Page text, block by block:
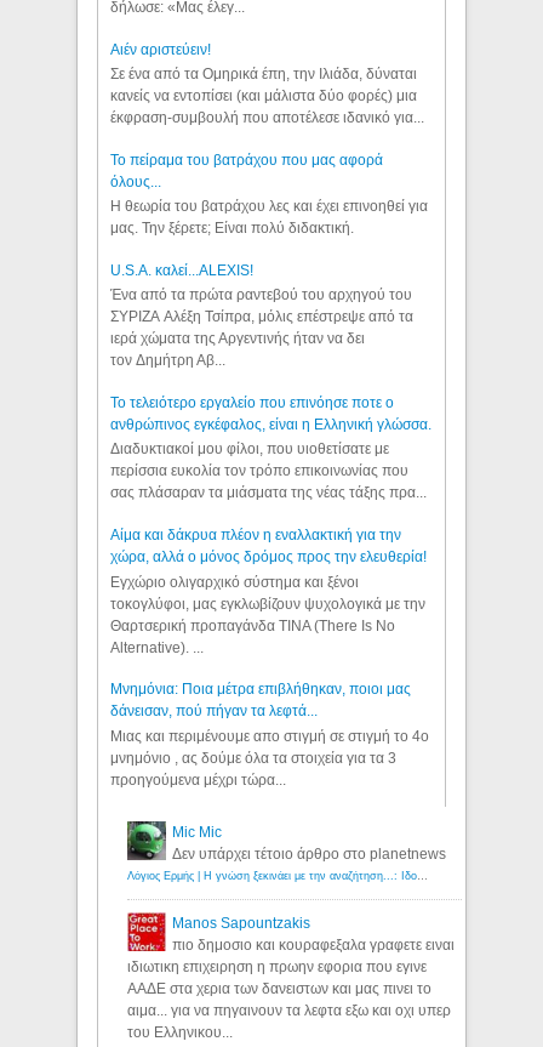
δήλωσε: «Μας έλεγ...
Aιέν αριστεύειν!
Σε ένα από τα Ομηρικά έπη, την Ιλιάδα, δύναται
κανείς να εντοπίσει (και μάλιστα δύο φορές) μια
έκφραση-συμβουλή που αποτέλεσε ιδανικό για...
Το πείραμα του βατράχου που μας αφορά
όλους...
Η θεωρία του βατράχου λες και έχει επινοηθεί για
μας. Την ξέρετε; Είναι πολύ διδακτική.
U.S.A. καλεί...ALEXIS!
Ένα από τα πρώτα ραντεβού του αρχηγού του
ΣΥΡΙΖΑ Αλέξη Τσίπρα, μόλις επέστρεψε από τα
ιερά χώματα της Αργεντινής ήταν να δει
τον Δημήτρη Αβ...
Το τελειότερο εργαλείο που επινόησε ποτε ο
ανθρώπινος εγκέφαλος, είναι η Ελληνική γλώσσα.
Διαδυκτιακοί μου φίλοι, που υιοθετίσατε με
περίσσια ευκολία τον τρόπο επικοινωνίας που
σας πλάσαραν τα μιάσματα της νέας τάξης πρα...
Αίμα και δάκρυα πλέον η εναλλακτική για την
χώρα, αλλά ο μόνος δρόμος προς την ελευθερία!
Εγχώριο ολιγαρχικό σύστημα και ξένοι
τοκογλύφοι, μας εγκλωβίζουν ψυχολογικά με την
Θαρτσερική προπαγάνδα TINA (There Is No
Alternative). ...
Μνημόνια: Ποια μέτρα επιβλήθηκαν, ποιοι μας
δάνεισαν, πού πήγαν τα λεφτά...
Μιας και περιμένουμε απο στιγμή σε στιγμή το 4ο
μνημόνιο , ας δούμε όλα τα στοιχεία για τα 3
προηγούμενα μέχρι τώρα...
Mic Mic
Δεν υπάρχει τέτοιο άρθρο στο planetnews
Λόγιος Ερμής | Η γνώση ξεκινάει με την αναζήτηση...: Ιδού οι 18 που χρωστούν 11 δις ευρώ!
Manos Sapountzakis
πιο δημοσιο και κουραφεξαλα γραφετε ειναι
ιδιωτικη επιχειρηση η πρωην εφορια που εγινε
ΑΑΔΕ στα χερια των δανειστων και μας πινει το
αιμα... για να πηγαινουν τα λεφτα εξω και οχι υπερ
του Ελληνικου...